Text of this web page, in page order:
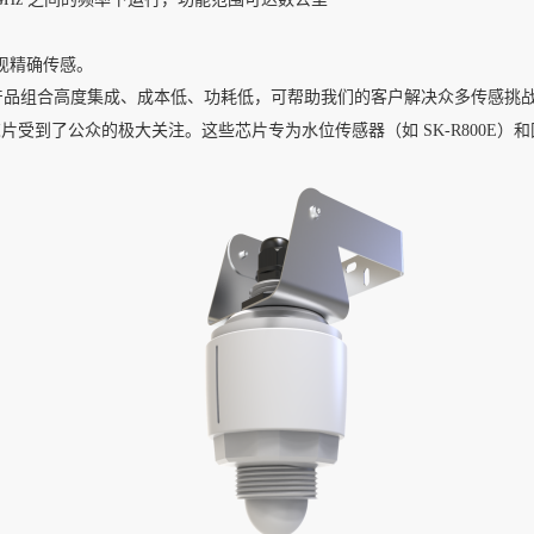
确传感。
组合高度集成、成本低、功耗低，可帮助我们的客户解决众多传感挑
受到了公众的极大关注。这些芯片专为水位传感器（如 SK-R800E）和